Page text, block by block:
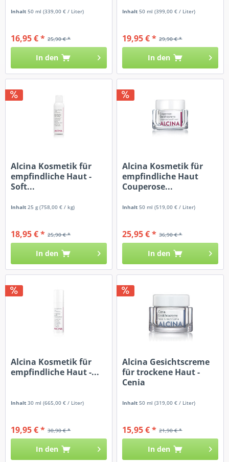
Inhalt50 ml(339,00 € / Liter)
25,90 € *
16,95 € *
In den
Inhalt50 ml(399,00 € / Liter)
29,90 € *
19,95 € *
In den
Alcina Kosmetik für
empfindliche Haut -
Soft...
Inhalt25 g(758,00 € / kg)
25,90 € *
18,95 € *
In den
Alcina Kosmetik für
empfindliche Haut
Couperose...
Inhalt50 ml(519,00 € / Liter)
36,90 € *
25,95 € *
In den
Alcina Kosmetik für
empfindliche Haut -...
Inhalt30 ml(665,00 € / Liter)
30,90 € *
19,95 € *
In den
Alcina Gesichtscreme
für trockene Haut -
Cenia
Inhalt50 ml(319,00 € / Liter)
21,90 € *
15,95 € *
In den